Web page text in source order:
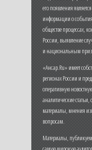
его появления
информации о
обществе процессах,
России, выявление
и национальным
«Ансар.Ru» имеет
регионах России и
оперативную
аналитические
материалы, мнения
вопросам.
Материалы,